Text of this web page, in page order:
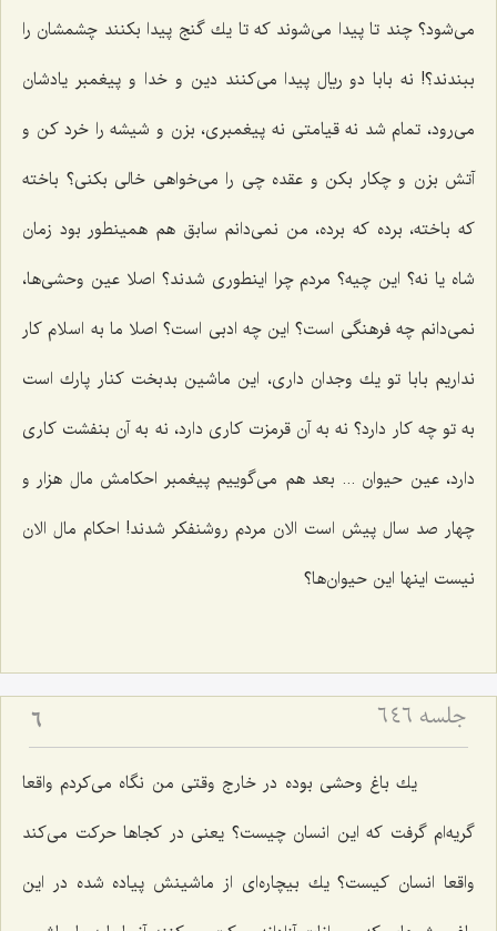
می‌شود؟ چند تا پیدا می‌شوند كه تا یك گنج پیدا بكنند چشمشان را
ببندند؟! نه بابا دو ریال پیدا می‌كنند دین و خدا و پیغمبر یادشان
می‌رود، تمام شد نه قیامتی نه پیغمبری، بزن و شیشه را خرد كن و
آتش بزن و چكار بكن و عقده چی را می‌خواهی خالی بكنی؟ باخته
كه باخته، برده كه برده، من نمی‌دانم سابق هم همینطور بود زمان
شاه یا نه؟ این چیه؟ مردم چرا اینطوری شدند؟ اصلا عین وحشی‌ها،
نمی‌دانم چه فرهنگی است؟ این چه ادبی است؟ اصلا ما به اسلام كار
نداریم بابا تو یك وجدان داری، این ماشین بدبخت كنار پارك است
به تو چه كار دارد؟ نه به آن قرمزت كاری دارد، نه به آن بنفشت كاری
دارد، عین حیوان ... بعد هم می‌گوییم پیغمبر احكامش مال هزار و
چهار صد سال پیش است الان مردم روشنفكر شدند! احكام مال الان
نیست اینها این حیوان‌ها؟
جلسه ۶۴۶ 6
یك باغ وحشی بوده در خارج وقتی من نگاه می‌كردم واقعا
گریه‌ام گرفت كه این انسان چیست؟ یعنی در كجاها حركت می‌كند
واقعا انسان كیست؟ یك بیچاره‌ای از ماشینش پیاده شده در این